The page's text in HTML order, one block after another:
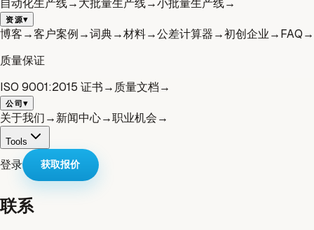
自动化生产线→大批量生产线→小批量生产线→
资源▾
博客→客户案例→词典→材料→公差计算器→初创企业→FAQ→
质量保证
ISO 9001:2015 证书→ 质量文档→
公司▾
关于我们→新闻中心→职业机会→
Tools
登录 获取报价
联系